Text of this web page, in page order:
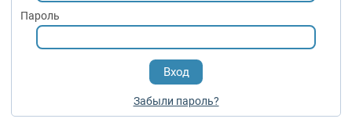
Пароль
Забыли пароль?